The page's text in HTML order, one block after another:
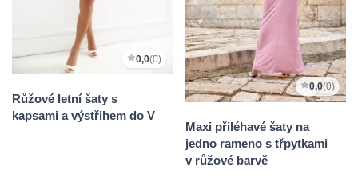
0,0(0)
Růžové letní šaty s
kapsami a výstřihem do V
0,0(0)
Maxi přiléhavé šaty na
jedno rameno s třpytkami
v růžové barvě